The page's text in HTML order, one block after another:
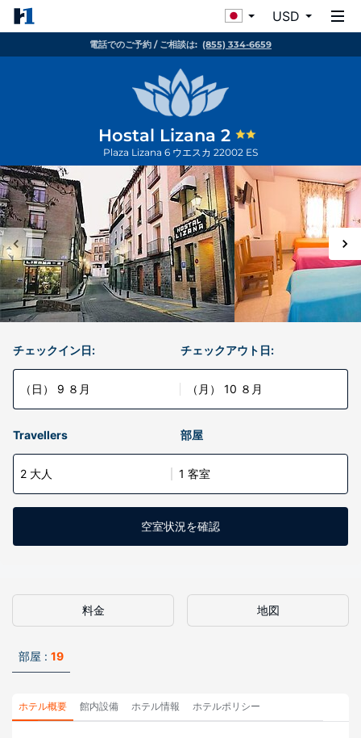
USD
電話でのご予約 / ご相談は: (855) 334-6659
Hostal Lizana 2
Plaza Lizana 6 ウエスカ 22002 ES
チェックイン日:
（日） 9 ８月
チェックアウト日:
（月） 10 ８月
Travellers 部屋
2 大人 1 客室
空室状況を確認
料金 地図
部屋 : 19
ホテル概要 館内設備 ホテル情報 ホテルポリシー